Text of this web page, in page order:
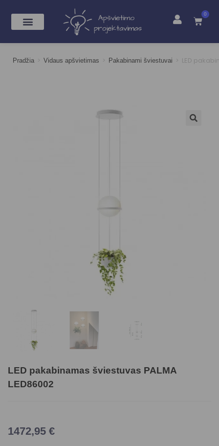
0
Pradžia > Vidaus apšvietimas > Pakabinami šviestuvai > LED
LED pakabinamas šviestuvas PALMA
LED86002
1472,95 €